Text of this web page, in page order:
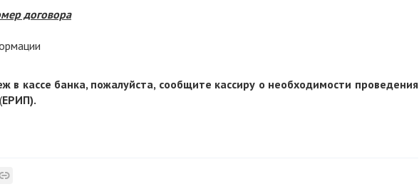
договора
в кассе банка, пожалуйста, сообщите кассиру о необходимости проведения
(ЕРИП).